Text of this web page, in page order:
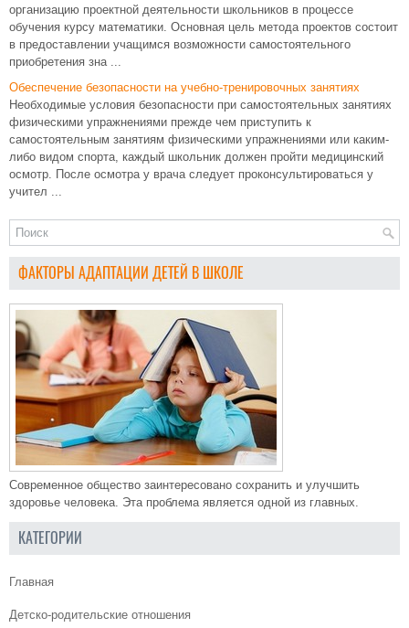
организацию проектной деятельности школьников в процессе
обучения курсу математики. Основная цель метода проектов состоит
в предоставлении учащимся возможности самостоятельного
приобретения зна ...
Обеспечение безопасности на учебно-тренировочных занятиях
Необходимые условия безопасности при самостоятельных занятиях
физическими упражнениями прежде чем приступить к
самостоятельным занятиям физическими упражнениями или каким-
либо видом спорта, каждый школьник должен пройти медицинский
осмотр. После осмотра у врача следует проконсультироваться у
учител ...
ФАКТОРЫ АДАПТАЦИИ ДЕТЕЙ В ШКОЛЕ
Современное общество заинтересовано сохранить и улучшить
здоровье человека. Эта проблема является одной из главных.
КАТЕГОРИИ
Главная
Детско-родительские отношения